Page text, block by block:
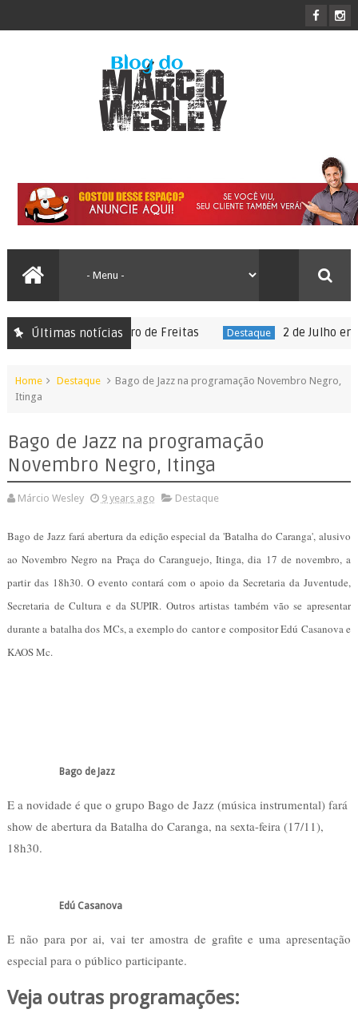
Últimas notícias
cultural de Lauro de Freitas Destaque 2 de Julho em
Home Destaque
Bago de Jazz na programação Novembro Negro,
Itinga
Bago de Jazz na programação
Novembro Negro, Itinga
Márcio Wesley 9 years ago Destaque
Bago de Jazz fará abertura da edição especial da 'Batalha do Caranga', alusivo
ao Novembro Negro na Praça do Caranguejo, Itinga, dia 17 de novembro, a
partir das 18h30. O evento contará com o apoio da Secretaria da Juventude,
Secretaria de Cultura e da SUPIR. Outros artistas também vão se apresentar
durante a batalha dos MCs, a exemplo do cantor e compositor Edú Casanova e
KAOS Mc.
Bago de Jazz
E a novidade é que o grupo Bago de Jazz (música instrumental) fará
show de abertura da Batalha do Caranga, na sexta-feira (17/11),
18h30.
Edú Casanova
E não para por ai, vai ter amostra de grafite e uma apresentação
especial para o público participante.
Veja outras programações: